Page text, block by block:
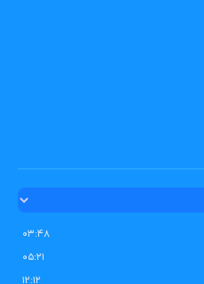
۰۳:۴۸
۰۵:۲۱
۱۲:۱۲